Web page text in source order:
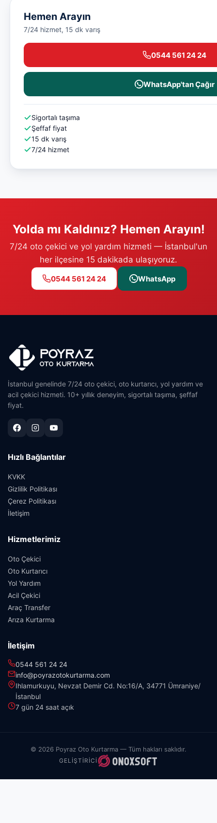
Hemen Arayın
7/24 hizmet, 15 dk varış
0544 561 24 24
WhatsApp'tan Çağır
Sigortalı taşıma
Şeffaf fiyat
15 dk varış
7/24 hizmet
Yolda mı Kaldınız? Hemen Arayın!
7/24 oto çekici ve yol yardım hizmeti — İstanbul'un
her ilçesine 15 dakikada ulaşıyoruz.
0544 561 24 24 WhatsApp
İstanbul genelinde 7/24 oto çekici, oto kurtarıcı, yol yardım ve
acil çekici hizmeti. 10+ yıllık deneyim, sigortalı taşıma, şeffaf
fiyat.
Hızlı Bağlantılar
KVKK
Gizlilik Politikası
Çerez Politikası
İletişim
Hizmetlerimiz
Oto Çekici
Oto Kurtarıcı
Yol Yardım
Acil Çekici
Araç Transfer
Arıza Kurtarma
İletişim
0544 561 24 24
info@poyrazotokurtarma.com
Ihlamurkuyu, Nevzat Demir Cd. No:16/A, 34771 Ümraniye/
İstanbul
7 gün 24 saat açık
© 2026 Poyraz Oto Kurtarma — Tüm hakları saklıdır.
GELIŞTIRICI